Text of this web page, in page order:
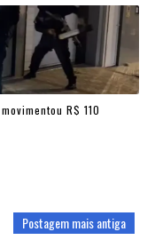
R$ 110
Postagem mais antiga